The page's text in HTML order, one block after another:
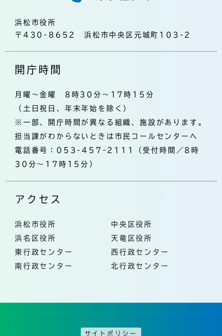
浜松市役所
〒430-8652 浜松市中央区元城町103-2
開庁時間
月曜～金曜 8時30分～17時15分
（土日祝日、年末年始を除く）
※一部、開庁時間が異なる組織、施設があります。
担当課がわからないときは市民コールセンターへ
電話番号：053-457-2111（受付時間／8時
30分～17時15分）
アクセス
浜松市役所
中央区役所
浜名区役所
天竜区役所
東行政センター
西行政センター
南行政センター
北行政センター
サイトポリシー